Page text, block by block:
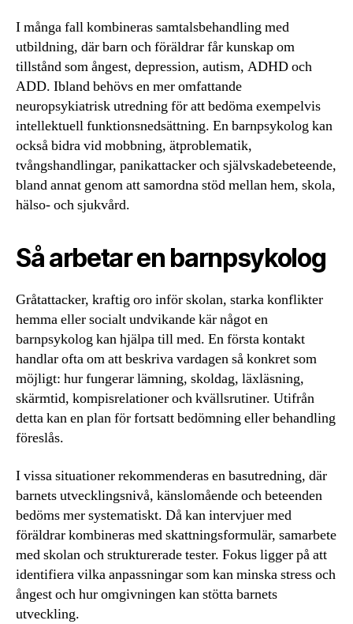
I många fall kombineras samtalsbehandling med
utbildning, där barn och föräldrar får kunskap om
tillstånd som ångest, depression, autism, ADHD och
ADD. Ibland behövs en mer omfattande
neuropsykiatrisk utredning för att bedöma exempelvis
intellektuell funktionsnedsättning. En barnpsykolog kan
också bidra vid mobbning, ätproblematik,
tvångshandlingar, panikattacker och självskadebeteende,
bland annat genom att samordna stöd mellan hem, skola,
hälso- och sjukvård.
Så arbetar en barnpsykolog
Gråtattacker, kraftig oro inför skolan, starka konflikter
hemma eller socialt undvikande kär något en
barnpsykolog kan hjälpa till med. En första kontakt
handlar ofta om att beskriva vardagen så konkret som
möjligt: hur fungerar lämning, skoldag, läxläsning,
skärmtid, kompisrelationer och kvällsrutiner. Utifrån
detta kan en plan för fortsatt bedömning eller behandling
föreslås.
I vissa situationer rekommenderas en basutredning, där
barnets utvecklingsnivå, känslomående och beteenden
bedöms mer systematiskt. Då kan intervjuer med
föräldrar kombineras med skattningsformulär, samarbete
med skolan och strukturerade tester. Fokus ligger på att
identifiera vilka anpassningar som kan minska stress och
ångest och hur omgivningen kan stötta barnets
utveckling.